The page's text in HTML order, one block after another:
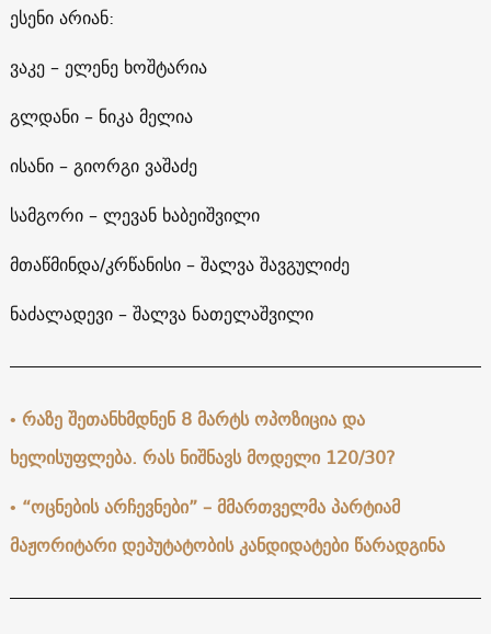
ესენი არიან:
ვაკე – ელენე ხოშტარია
გლდანი – ნიკა მელია
ისანი – გიორგი ვაშაძე
სამგორი – ლევან ხაბეიშვილი
მთაწმინდა/კრწანისი – შალვა შავგულიძე
ნაძალადევი – შალვა ნათელაშვილი
• რაზე შეთანხმდნენ 8 მარტს ოპოზიცია და
ხელისუფლება. რას ნიშნავს მოდელი 120/30?
• “ოცნების არჩევნები” – მმართველმა პარტიამ
მაჟორიტარი დეპუტატობის კანდიდატები წარადგინა